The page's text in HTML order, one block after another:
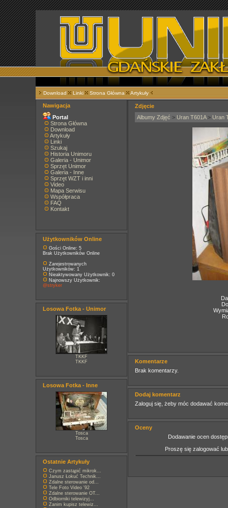
Download Linki Strona Główna Artykuły
Nawigacja
Portal
Strona Główna
Download
Artykuły
Linki
Szukaj
Historia Unimoru
Galeria - Unimor
Sprzęt Unimor
Galeria - Inne
Sprzęt WZT i inni
Video
Mapa Serwisu
Współpraca
FAQ
Kontakt
Użytkowników Online
Gości Online: 5
Brak Użytkowników Online
Zarejestrowanych
Użytkowników: 1
Nieaktywowany Użytkownik: 0
Najnowszy Użytkownik:
@stryker
Losowa Fotka - Unimor
TKKF
TKKF
Losowa Fotka - Inne
Tosca
Tosca
Ostatnie Artykuły
Czym zastąpić mikrok...
Janusz Łokuć Technik...
Zdalne sterowanie od...
Tele Foto Video '92
Zdalne sterowanie OT...
Odbiorniki telewizyj...
Zanim kupisz telewiz...
Zdjęcie
Albumy Zdjęć > Uran T601A> Uran
Komentarze
Brak komentarzy.
Dodaj komentarz
Zaloguj się, żeby móc dodawać
Oceny
Dodawanie ocen
Proszę się zalogować